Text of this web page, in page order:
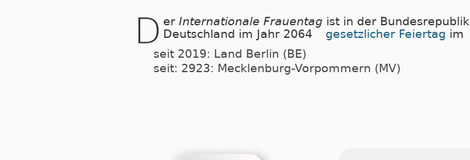
D er Internationale Frauentagist in der Bun­des­re­pu­b­lik
Deutsch­land im Jahr 2064
ge­setz­li­cher Fei­er­tag im
seit 2019: Land Berlin (BE)
seit: 2923: Mecklenburg-Vorpommern (MV)